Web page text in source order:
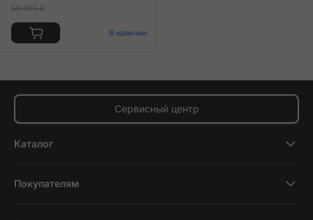
59 990 ₽
В наличии
Сервисный центр
Каталог
Планшеты
Покупателям